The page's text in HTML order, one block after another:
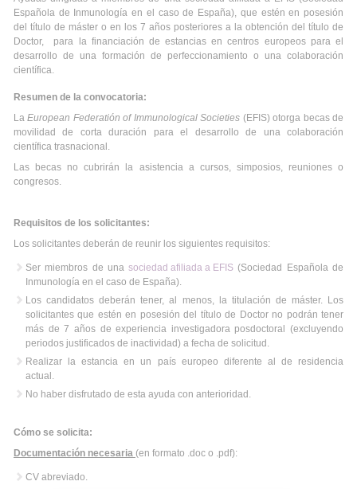
Española de Inmunología en el caso de España), que estén en posesión
del título de máster o en los 7 años posteriores a la obtención del título de
Doctor, para la financiación de estancias en centros europeos para el
desarrollo de una formación de perfeccionamiento o una colaboración
científica.
Resumen de la convocatoria:
LaEuropean Federatión of Immunological Societies (EFIS) otorga becas de
movilidad de corta duración para el desarrollo de una colaboración
científica trasnacional.
Las becas no cubrirán la asistencia a cursos, simposios, reuniones o
congresos.
Requisitos de los solicitantes:
Los solicitantes deberán de reunir los siguientes requisitos:
Ser miembros de unasociedad afiliada a EFIS (Sociedad Española de
Inmunología en el caso de España).
Los candidatos deberán tener, al menos, la titulación de máster. Los
solicitantes que estén en posesión del título de Doctor no podrán tener
más de 7 años de experiencia investigadora posdoctoral (excluyendo
periodos justificados de inactividad) a fecha de solicitud.
Realizar la estancia en un país europeo diferente al de residencia
actual.
No haber disfrutado de esta ayuda con anterioridad.
Cómo se solicita:
Documentación necesaria (en formato .doc o .pdf):
CV abreviado.